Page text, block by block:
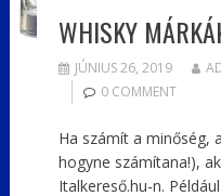
WHISKY
JÚNIUS 26, 2019
0 COMMENT
Ha számít a minőség,
hogyne számítana!),
Italkereső.hu-n.